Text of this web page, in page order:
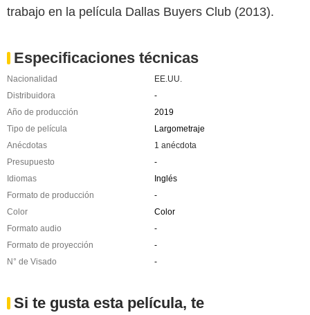
trabajo en la película Dallas Buyers Club (2013).
Especificaciones técnicas
Nacionalidad
EE.UU.
Distribuidora
-
Año de producción
2019
Tipo de película
Largometraje
Anécdotas
1 anécdota
Presupuesto
-
Idiomas
Inglés
Formato de producción
-
Color
Color
Formato audio
-
Formato de proyección
-
N° de Visado
-
Si te gusta esta película, te